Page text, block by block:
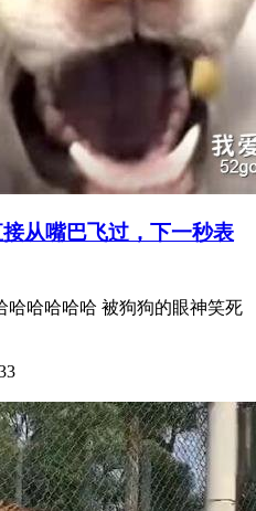
从嘴巴飞过，下一秒表
哈哈哈哈哈 被狗狗的眼神笑死